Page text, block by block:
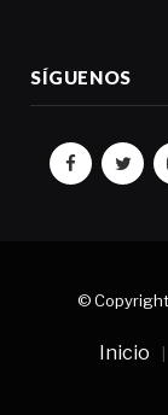
SÍGUENOS
©
Inicio